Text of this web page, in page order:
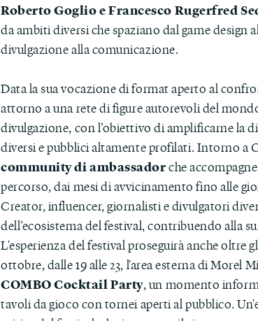
Roberto Goglio e Francesco Rugerfred
da ambiti diversi che spaziano dal game design
divulgazione alla comunicazione.
Data la sua vocazione di format aperto al
attorno a una rete di figure autorevoli del
divulgazione, con l’obiettivo di amplificarne la
diversi e pubblici altamente profilati. Intorno a
community di ambassadorche
percorso, dai mesi di avvicinamento fino alle
Creator, influencer, giornalisti e divulgatori
dell’ecosistema del festival, contribuendo alla
L'esperienza del festival proseguirà anche oltre
ottobre, dalle 19 alle 23, l'area esterna di Morel
COMBO Cocktail Party, un momento
tavoli da gioco con tornei aperti al pubblico.